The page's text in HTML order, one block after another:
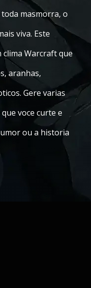
masmorra, o
viva. Este
Warcraft que
aranhas,
Gere varias
voce curte e
ou a historia